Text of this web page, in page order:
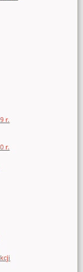
r.
r.